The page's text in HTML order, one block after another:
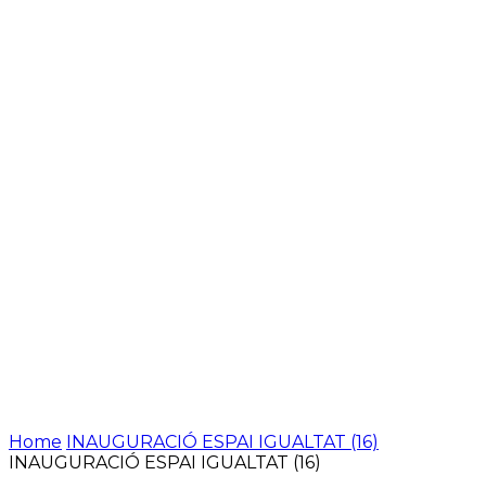
Home INAUGURACIÓ ESPAI IGUALTAT (16)
INAUGURACIÓ ESPAI IGUALTAT (16)